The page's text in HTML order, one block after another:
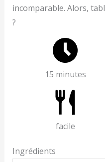
incomparable. Alors,
?
15 minutes
facile
Ingrédients